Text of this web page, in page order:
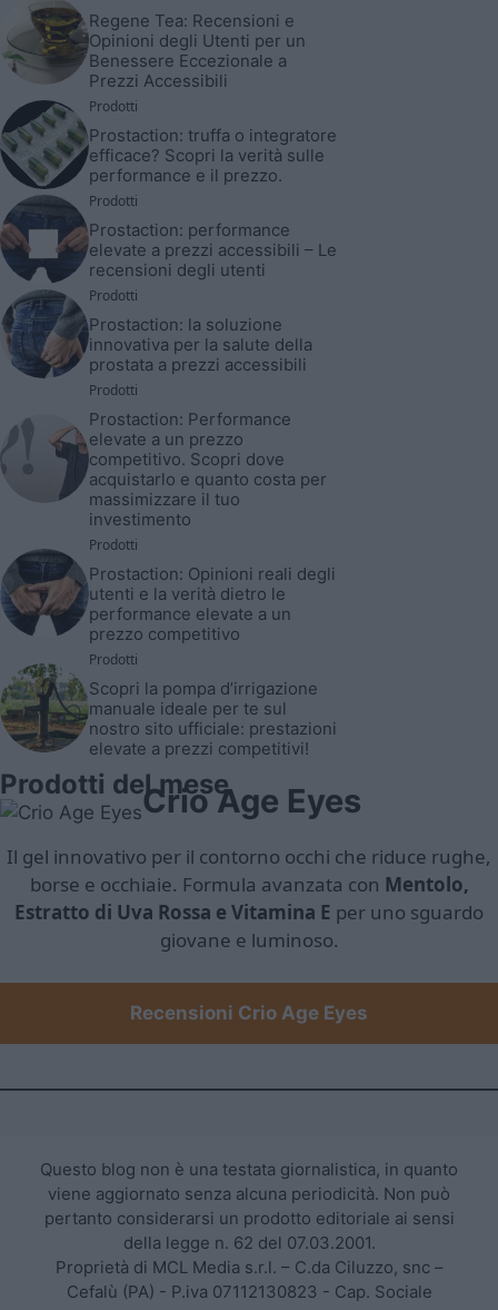
Regene Tea: Recensioni e
Opinioni degli Utenti per un
Benessere Eccezionale a
Prezzi Accessibili
Prodotti
Prostaction: truffa o integratore
efficace? Scopri la verità sulle
performance e il prezzo.
Prodotti
Prostaction: performance
elevate a prezzi accessibili – Le
recensioni degli utenti
Prodotti
Prostaction: la soluzione
innovativa per la salute della
prostata a prezzi accessibili
Prodotti
Prostaction: Performance
elevate a un prezzo
competitivo. Scopri dove
acquistarlo e quanto costa per
massimizzare il tuo
investimento
Prodotti
Prostaction: Opinioni reali degli
utenti e la verità dietro le
performance elevate a un
prezzo competitivo
Prodotti
Scopri la pompa d’irrigazione
manuale ideale per te sul
nostro sito ufficiale: prestazioni
elevate a prezzi competitivi!
Prodotti del meseCrio Age Eyes
Il gel innovativo per il contorno occhi che riduce rughe,
borse e occhiaie. Formula avanzata con Mentolo,
Estratto di Uva Rossa e Vitamina E per uno sguardo
giovane e luminoso.
Recensioni Crio Age Eyes
Questo blog non è una testata giornalistica, in quanto
viene aggiornato senza alcuna periodicità. Non può
pertanto considerarsi un prodotto editoriale ai sensi
della legge n. 62 del 07.03.2001.
Proprietà di MCL Media s.r.l. – C.da Ciluzzo, snc –
Cefalù (PA) - P.iva 07112130823 - Cap. Sociale